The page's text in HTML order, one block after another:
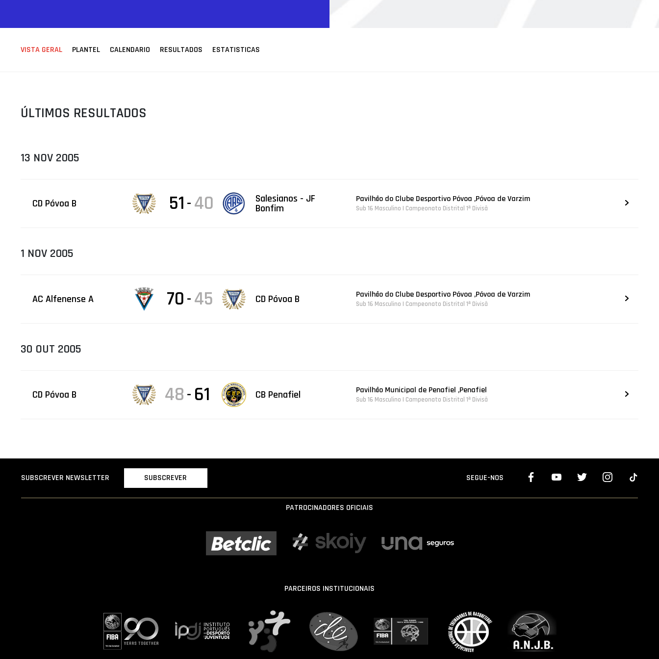
PROJETOS
VISTA GERAL PLANTEL CALENDARIO RESULTADOS ESTATISTICAS
ÚLTIMOS RESULTADOS
13 NOV 2005
CD Póvoa B 51 - 40 Salesianos - JF
Bonfim
Pavilhão do Clube Desportivo Póvoa ,Póvoa de Varzim
Sub 16 Masculino | Campeonato Distrital 1ª Divisã
1 NOV 2005
AC Alfenense A 70 - 45 CD Póvoa B Pavilhão do Clube Desportivo Póvoa ,Póvoa de Varzim
Sub 16 Masculino | Campeonato Distrital 1ª Divisã
30 OUT 2005
CD Póvoa B 48 - 61 CB Penafiel Pavilhão Municipal de Penafiel ,Penafiel
Sub 16 Masculino | Campeonato Distrital 1ª Divisã
SUBSCREVER NEWSLETTER SUBSCREVER SEGUE-NOS
PATROCINADORES OFICIAIS
PARCEIROS INSTITUCIONAIS